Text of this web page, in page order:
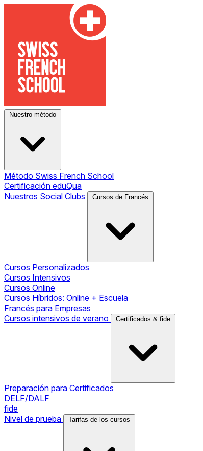
Nuestro método
Método Swiss French School
Certificación eduQua
Nuestros Social Clubs
Cursos de Francés
Cursos Personalizados
Cursos Intensivos
Cursos Online
Cursos Híbridos: Online + Escuela
Francés para Empresas
Cursos intensivos de verano
Certificados & fide
Preparación para Certificados
DELF/DALF
fide
Nivel de prueba
Tarifas de los cursos